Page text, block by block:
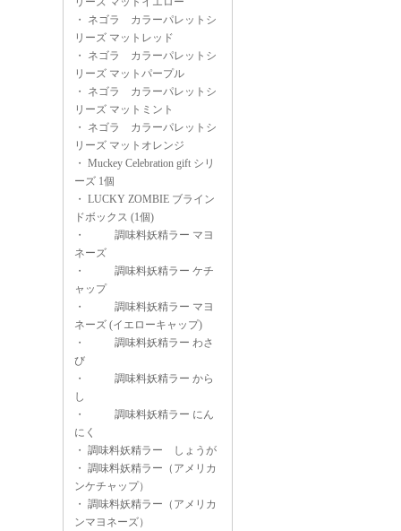
・ ネゴラ カラーパレットシ
リーズ マットレッド
・ ネゴラ カラーパレットシ
リーズ マットパープル
・ ネゴラ カラーパレットシ
リーズ マットミント
・ ネゴラ カラーパレットシ
リーズ マットオレンジ
・ Muckey Celebration gift シリ
ーズ 1個
・ LUCKY ZOMBIE ブライン
ドボックス (1個)
・
調味料妖精ラー マヨ
ネーズ
・
調味料妖精ラー ケチ
ャップ
・
調味料妖精ラー マヨ
ネーズ (イエローキャップ)
・
調味料妖精ラー わさ
び
・
調味料妖精ラー から
し
・
調味料妖精ラー にん
にく
・ 調味料妖精ラー しょうが
・ 調味料妖精ラー（アメリカ
ンケチャップ）
・ 調味料妖精ラー（アメリカ
ンマヨネーズ）